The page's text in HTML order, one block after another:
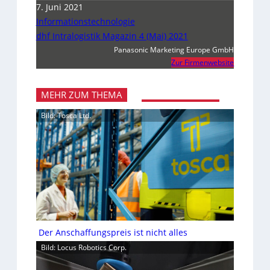
7. Juni 2021
Informationstechnologie
dhf Intralogistik Magazin 4 (Mai) 2021
Panasonic Marketing Europe GmbH
Zur Firmenwebsite
MEHR ZUM THEMA
Bild: Tosca Ltd.
Der Anschaffungspreis ist nicht alles
Bild: Locus Robotics Corp.